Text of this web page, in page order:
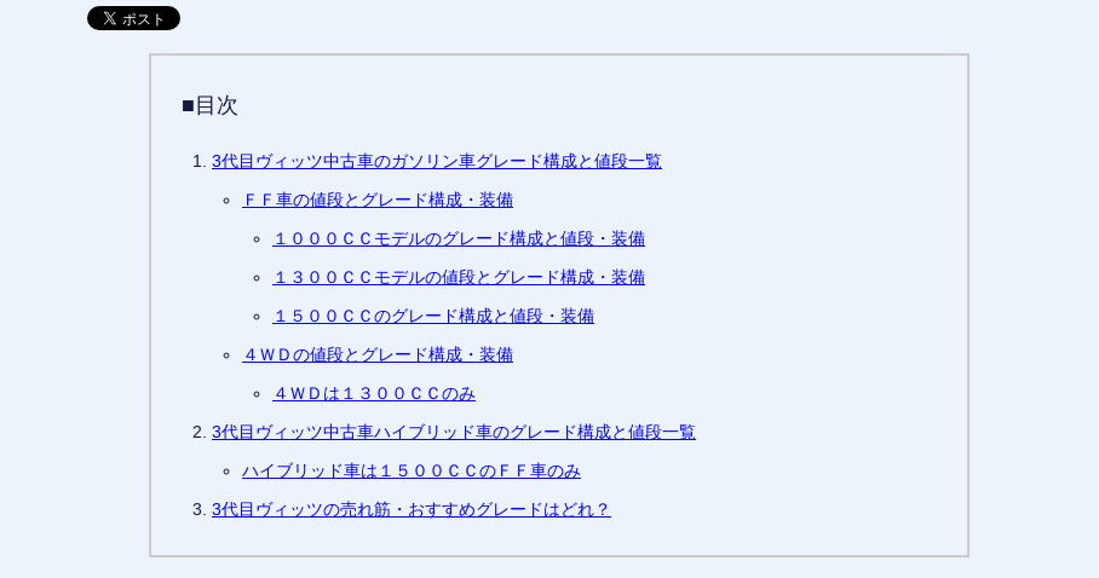
■目次
3代目ヴィッツ中古車のガソリン車グレード構成と値段一覧
ＦＦ車の値段とグレード構成・装備
１０００ＣＣモデルのグレード構成と値段・装備
１３００ＣＣモデルの値段とグレード構成・装備
１５００ＣＣのグレード構成と値段・装備
４ＷＤの値段とグレード構成・装備
４ＷＤは１３００ＣＣのみ
3代目ヴィッツ中古車ハイブリッド車のグレード構成と値段一覧
ハイブリッド車は１５００ＣＣのＦＦ車のみ
3代目ヴィッツの売れ筋・おすすめグレードはどれ？